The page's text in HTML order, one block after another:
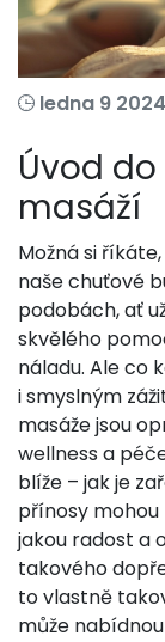
ledna 9 2024
Úvod
masáží
Možná si
naše chuťové
podobách, ať
skvělého
náladu. Ale co
i smyslným
masáže jsou
wellness a
blíže – jak je
přínosy
jakou radost a
takového
to vlastně
může